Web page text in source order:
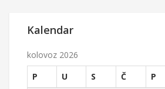
Kalendar
kolovoz 2026
P
U S Č P